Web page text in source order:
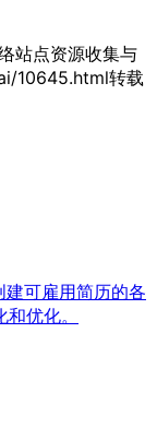
站点资源收集与
10645.html转载
可雇用简历的各
优化。